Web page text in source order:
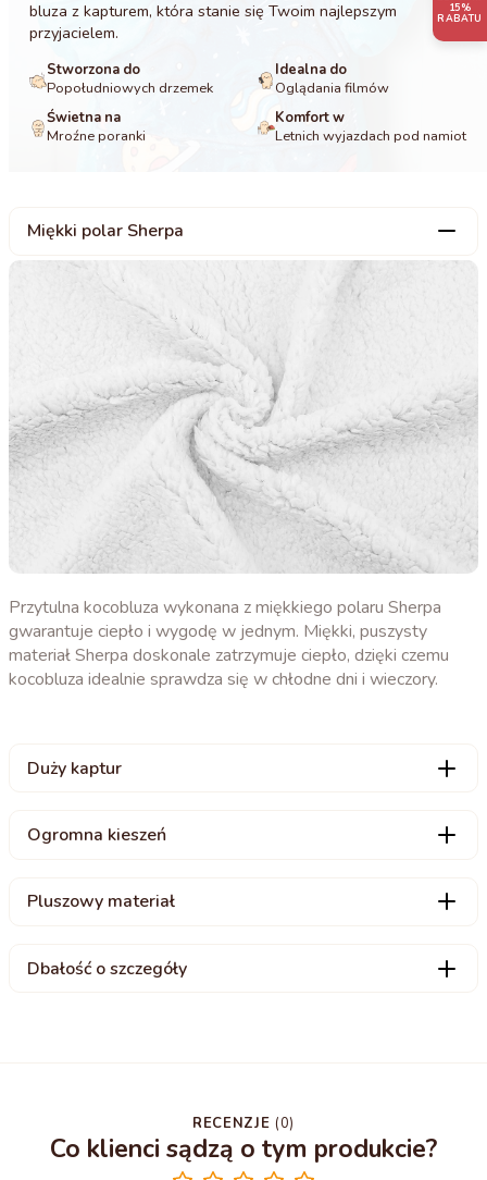
bluza z kapturem, która stanie się Twoim najlepszym
przyjacielem.
Stworzona do
Popołudniowych drzemek
Idealna do
Oglądania filmów
Świetna na
Mroźne poranki
Komfort w
Letnich wyjazdach pod namiot
Miękki polar Sherpa
Przytulna kocobluza wykonana z miękkiego polaru Sherpa
gwarantuje ciepło i wygodę w jednym. Miękki, puszysty
materiał Sherpa doskonale zatrzymuje ciepło, dzięki czemu
kocobluza idealnie sprawdza się w chłodne dni i wieczory.
Duży kaptur
Ogromna kieszeń
Pluszowy materiał
Dbałość o szczegóły
RECENZJE (0)
Co klienci sądzą o tym produkcie?
15%
RABATU